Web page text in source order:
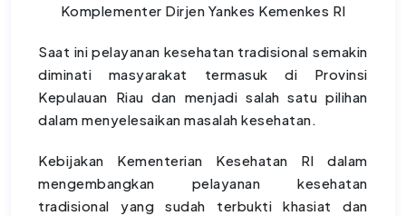
Komplementer Dirjen Yankes Kemenkes RI
Saat ini pelayanan kesehatan tradisional semakin
diminati masyarakat termasuk di Provinsi
Kepulauan Riau dan menjadi salah satu pilihan
dalam menyelesaikan masalah kesehatan.
Kebijakan Kementerian Kesehatan RI dalam
mengembangkan pelayanan kesehatan
tradisional yang sudah terbukti khasiat dan